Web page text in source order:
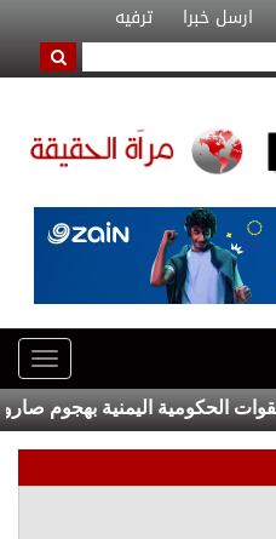
ارسل خبرا ترفيه
اليمنية بهجوم صاروخي